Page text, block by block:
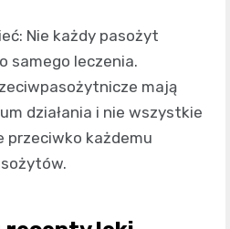
Nie każdy pasożyt
samego leczenia.
mają
działania i nie wszystkie
przeciwko każdemu